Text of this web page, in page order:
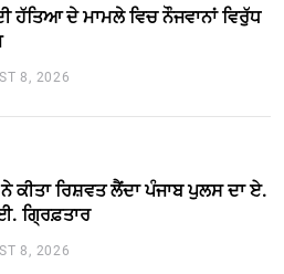
ਹੱਤਿਆ ਦੇ ਮਾਮਲੇ ਵਿਚ ਨੌਜਵਾਨਾਂ ਵਿਰੁੱਧ
8, 2026
ਕੀਤਾ ਰਿਸ਼ਵਤ ਲੈਂਦਾ ਪੰਜਾਬ ਪੁਲਸ ਦਾ ਏ.
ਗ੍ਰਿਫ਼ਤਾਰ
8, 2026